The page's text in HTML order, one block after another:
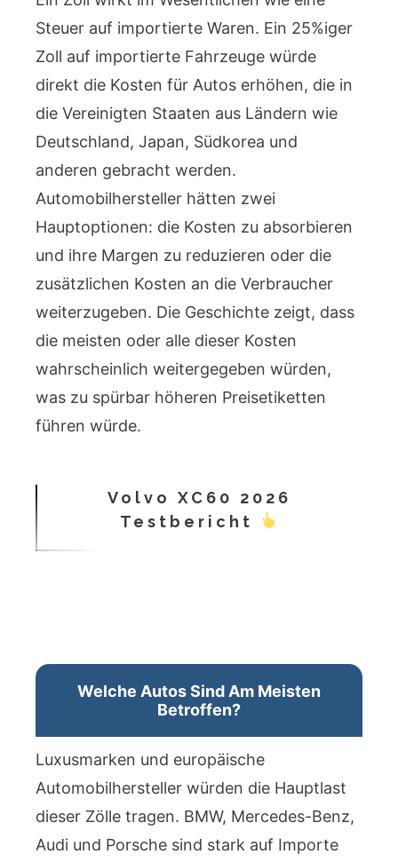
Steuer auf importierte Waren. Ein 25%iger
Zoll auf importierte Fahrzeuge würde
direkt die Kosten für Autos erhöhen, die in
die Vereinigten Staaten aus Ländern wie
Deutschland, Japan, Südkorea und
anderen gebracht werden.
Automobilhersteller hätten zwei
Hauptoptionen: die Kosten zu absorbieren
und ihre Margen zu reduzieren oder die
zusätzlichen Kosten an die Verbraucher
weiterzugeben. Die Geschichte zeigt, dass
die meisten oder alle dieser Kosten
wahrscheinlich weitergegeben würden,
was zu spürbar höheren Preisetiketten
führen würde.
Volvo XC60 2026
Testbericht
Welche Autos Sind Am Meisten
Betroffen?
Luxusmarken und europäische
Automobilhersteller würden die Hauptlast
dieser Zölle tragen. BMW, Mercedes-Benz,
Audi und Porsche sind stark auf Importe